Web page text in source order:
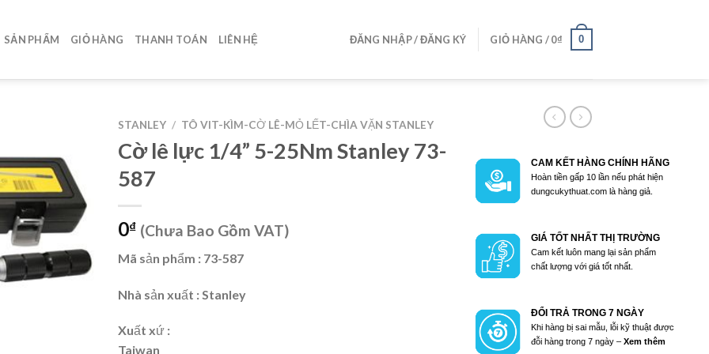
SẢN PHẨM GIỎ HÀNG THANH TOÁN LIÊN HỆ ĐĂNG NHẬP / ĐĂNG KÝ GIỎ HÀNG /0₫ 0
STANLEY / TÔ VIT-KÌM-CỜ LÊ-MỎ LẾT-CHÌA VẶN STANLEY
Cờ lê lực 1/4” 5-25Nm Stanley 73-
587
0₫ (Chưa Bao Gồm VAT)
Mã sản phẩm : 73-587
Nhà sản xuất : Stanley
Xuất xứ :
Taiwan
CAM KẾT HÀNG CHÍNH HÃNG
Hoàn tiền gấp 10 lần nếu phát hiện
dungcukythuat.com là hàng giả.
GIÁ TỐT NHẤT THỊ TRƯỜNG
Cam kết luôn mang lại sản phẩm
chất lượng với giá tốt nhất.
ĐỔI TRẢ TRONG 7 NGÀY
Khi hàng bị sai mẫu, lỗi kỹ thuật được
đỗi hàng trong 7 ngày – Xem thêm